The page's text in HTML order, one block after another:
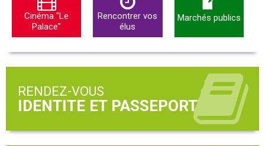
Cinéma "Le
Palace"
Rencontrer vos
élus
Marchés publics
RENDEZ-VOUS